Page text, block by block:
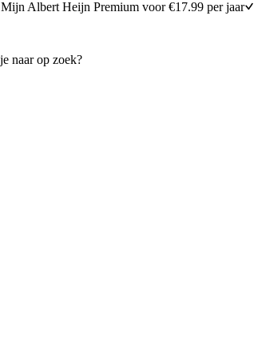
Mijn Albert Heijn Premium voor €17.99 per jaar